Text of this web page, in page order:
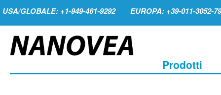
USA/GLOBALE: +1-949-461-9292 EUROPA: +39-011-3052-
Prodotti